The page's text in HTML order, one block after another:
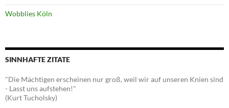
Wobblies Köln
SINNHAFTE ZITATE
"Die Mächtigen erscheinen nur groß, weil wir auf unseren Knien sind
- Lasst uns aufstehen!"
(Kurt Tucholsky)